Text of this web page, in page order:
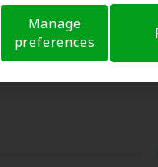
Manage
preferences
contáctenos si no